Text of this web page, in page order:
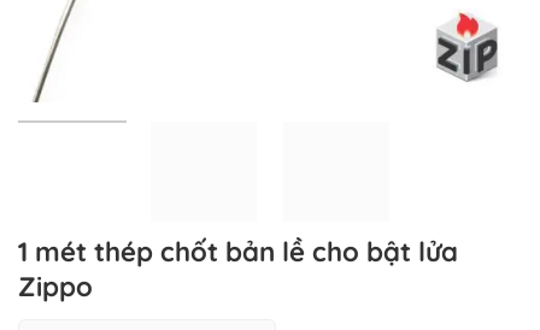
1 mét thép chốt bản lề cho bật lửa
Zippo